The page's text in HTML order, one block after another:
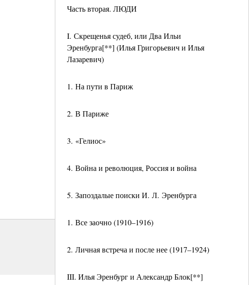
Часть вторая. ЛЮДИ
I. Скрещенья судеб, или Два Ильи
Эренбурга[**] (Илья Григорьевич и Илья
Лазаревич)
1. На пути в Париж
2. В Париже
3. «Гелиос»
4. Война и революция, Россия и война
5. Запоздалые поиски И. Л. Эренбурга
1. Все заочно (1910–1916)
2. Личная встреча и после нее (1917–1924)
III. Илья Эренбург и Александр Блок[**]